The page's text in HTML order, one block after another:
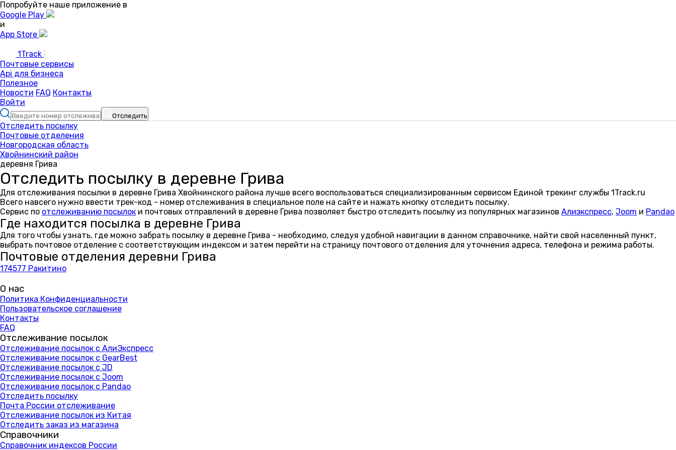
Попробуйте наше приложение в
Google Play
и
App Store
1Track
Почтовые сервисы
Api для бизнеса
Полезное
Новости FAQ Контакты
Войти
Отследить
Отследить посылку
Почтовые отделения
Новгородская область
Хвойнинский район
деревня Грива
Отследить посылку в деревне Грива
Для отслеживания посылки в деревне Грива Хвойнинского района лучше всего воспользоваться специализированным сервисом Единой трекинг службы 1Track.ru
Всего навсего нужно ввести трек-код - номер отслеживания в специальное поле на сайте и нажать кнопку отследить посылку.
Сервис по отслеживанию посылок и почтовых отправлений в деревне Грива позволяет быстро отследить посылку из популярных магазинов Алиэкспресс, Joom и Pandao
Где находится посылка в деревне Грива
Для того чтобы узнать, где можно забрать посылку в деревне Грива - необходимо, следуя удобной навигации в данном справочнике, найти свой населенный пункт,
выбрать почтовое отделение с соответствующим индексом и затем перейти на страницу почтового отделения для уточнения адреса, телефона и режима работы.
Почтовые отделения деревни Грива
174577 Ракитино
О нас
Политика Конфиденциальности
Пользовательское соглашение
Контакты
FAQ
Отслеживание посылок
Отслеживание посылок с АлиЭкспресс
Отслеживание посылок с GearBest
Отслеживание посылок с JD
Отслеживание посылок с Joom
Отслеживание посылок с Pandao
Отследить посылку
Почта России отслеживание
Отслеживание посылок из Китая
Отследить заказ из магазина
Справочники
Справочник индексов России